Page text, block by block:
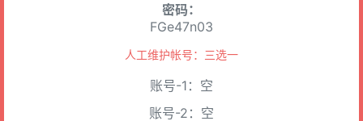
密码：
FGe47n03
人工维护帐号：三选一
账号-1：空
账号-2：空